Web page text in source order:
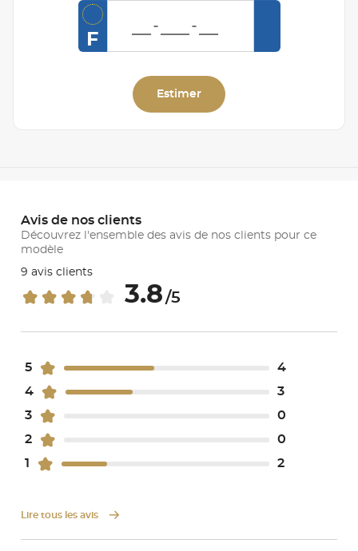
F
Estimer
Avis de nos clients
Découvrez l'ensemble des avis de nos clients pour ce
modèle
9 avis clients
3.8 /5
5
4
4
3
3
0
2
0
1
2
Lire tous les avis